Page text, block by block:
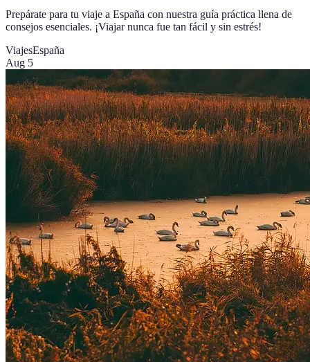
Prepárate para tu viaje a España con nuestra guía práctica llena de
consejos esenciales. ¡Viajar nunca fue tan fácil y sin estrés!
ViajesEspaña
Aug 5